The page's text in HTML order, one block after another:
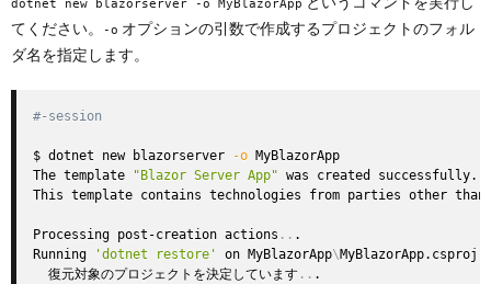
dotnet new blazorserver -o MyBlazorApp
てください。
-o オプションの引数で作成するプロジェクトのフォル
ダ名を指定します。
#-session
$ dotnet new blazorserver -o MyBlazorApp
The template
"Blazor Server App" was created successfully.
This template contains technologies from parties other
Processing post-creation actions .. .
Running
'dotnet restore' on MyBlazorApp\MyBlazorApp.csproj
  復元対象のプロジェクトを決定しています
.. .